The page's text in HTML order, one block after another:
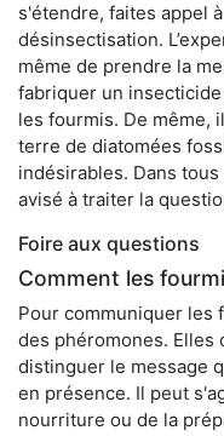
s'étendre, faites appel
désinsectisation.
même de prendre la
fabriquer un
les fourmis. De même,
terre de diatomées
indésirables. Dans
avisé à traiter la
Foire aux questions
Comment les
Pour communiquer les
des phéromones.
distinguer le message
en présence. Il peut
nourriture ou de la